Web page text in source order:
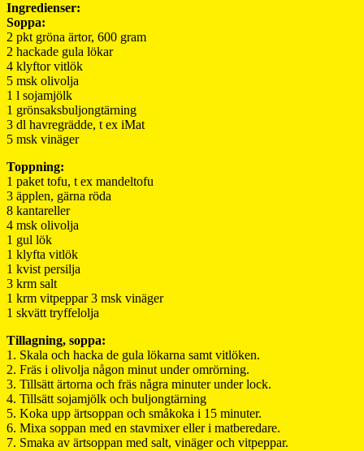
Ingredienser:
Soppa:
2 pkt gröna ärtor, 600 gram
2 hackade gula lökar
4 klyftor vitlök
5 msk olivolja
1 l sojamjölk
1 grönsaksbuljongtärning
3 dl havregrädde, t ex iMat
5 msk vinäger
Toppning:
1 paket tofu, t ex mandeltofu
3 äpplen, gärna röda
8 kantareller
4 msk olivolja
1 gul lök
1 klyfta vitlök
1 kvist persilja
3 krm salt
1 krm vitpeppar 3 msk vinäger
1 skvätt tryffelolja
Tillagning, soppa:
1. Skala och hacka de gula lökarna samt vitlöken.
2. Fräs i olivolja någon minut under omrörning.
3. Tillsätt ärtorna och fräs några minuter under lock.
4. Tillsätt sojamjölk och buljongtärning
5. Koka upp ärtsoppan och småkoka i 15 minuter.
6. Mixa soppan med en stavmixer eller i matberedare.
7. Smaka av ärtsoppan med salt, vinäger och vitpeppar.